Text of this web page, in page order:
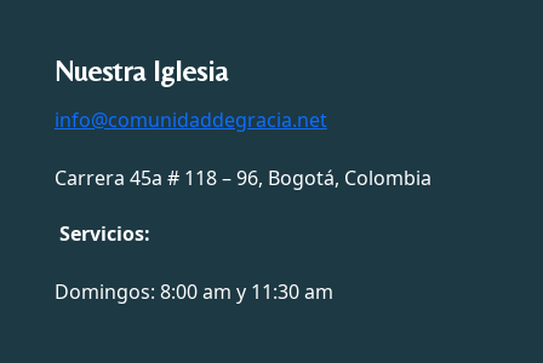
Nuestra Iglesia
info@comunidaddegracia.net
Carrera 45a # 118 – 96, Bogotá, Colombia
Servicios:
Domingos: 8:00 am y 11:30 am